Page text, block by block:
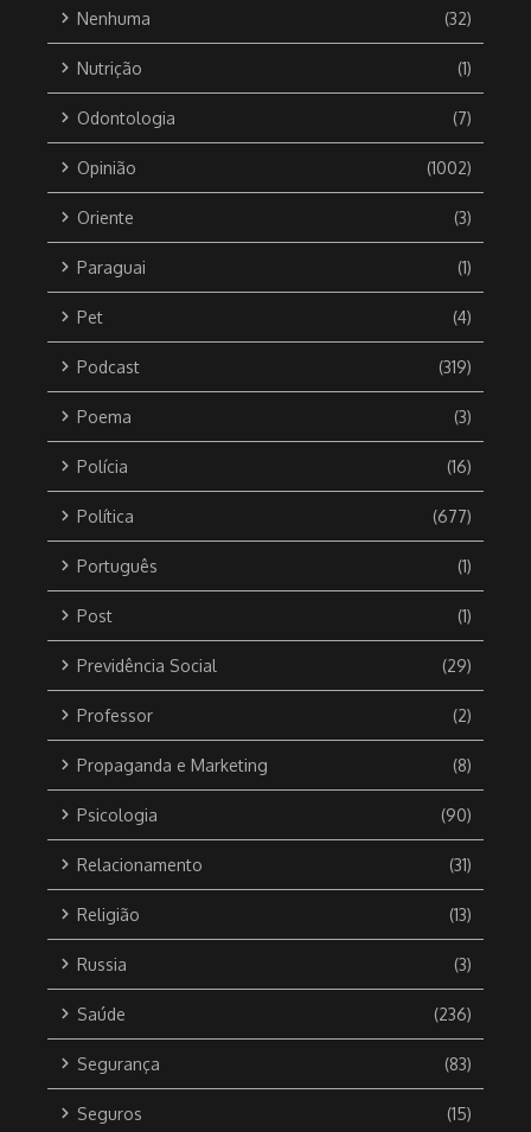
Nenhuma (32)
Nutrição (1)
Odontologia (7)
Opinião (1002)
Oriente (3)
Paraguai (1)
Pet (4)
Podcast (319)
Poema (3)
Polícia (16)
Política (677)
Português (1)
Post (1)
Previdência Social (29)
Professor (2)
Propaganda e Marketing (8)
Psicologia (90)
Relacionamento (31)
Religião (13)
Russia (3)
Saúde (236)
Segurança (83)
Seguros (15)